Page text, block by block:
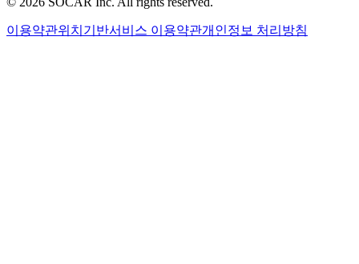
이용약관위치기반서비스 이용약관개인정보 처리방침